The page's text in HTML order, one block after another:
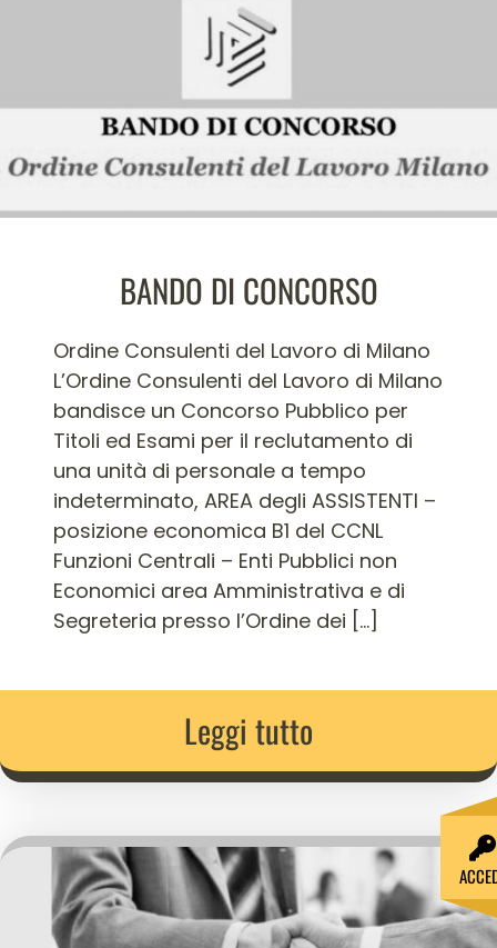
BANDO DI CONCORSO
Ordine Consulenti del Lavoro di Milano
L’Ordine Consulenti del Lavoro di Milano
bandisce un Concorso Pubblico per
Titoli ed Esami per il reclutamento di
una unità di personale a tempo
indeterminato, AREA degli ASSISTENTI –
posizione economica B1 del CCNL
Funzioni Centrali – Enti Pubblici non
Economici area Amministrativa e di
Segreteria presso l’Ordine dei […]
Leggi tutto